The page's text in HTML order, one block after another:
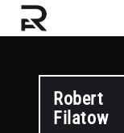
Robert
Filatow